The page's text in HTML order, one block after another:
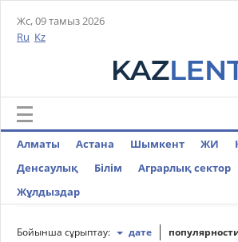
Жс, 09 тамыз 2026
Ru Kz
Алматы Астана Шымкент ЖИ
Денсаулық
Білім Аграрлық сектор
Жұлдыздар
Бойынша сұрыптау: дате